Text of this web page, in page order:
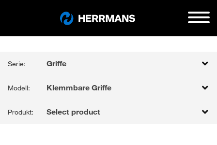
Serie: Griffe
Modell: Klemmbare Griffe
Produkt: Select product